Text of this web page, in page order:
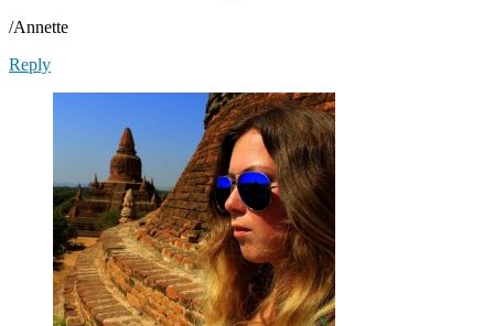
/Annette
Reply